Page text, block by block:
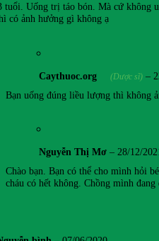
tuổi. Uống trị táo bón. Mà cứ không
có ảnh hưởng gì không ạ
Caythuoc.org (Dược sĩ) –
Bạn uống đúng liều lượng thì không
Nguyễn Thị Mơ – 28/12/
Chào bạn. Bạn có thể cho mình hỏi
cháu có hết không. Chồng mình